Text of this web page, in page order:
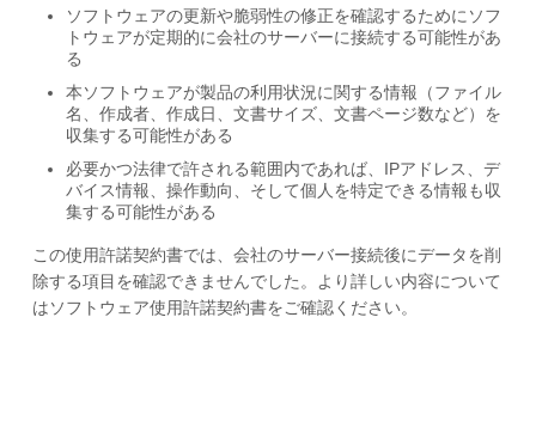
ソフトウェアの更新や脆弱性の修正を確認するためにソフ
トウェアが定期的に会社のサーバーに接続する可能性があ
る
本ソフトウェアが製品の利用状況に関する情報（ファイル
名、作成者、作成日、文書サイズ、文書ページ数など）を
収集する可能性がある
必要かつ法律で許される範囲内であれば、IPアドレス、デ
バイス情報、操作動向、そして個人を特定できる情報も収
集する可能性がある
この使用許諾契約書では、会社のサーバー接続後にデータを削
除する項目を確認できませんでした。より詳しい内容について
はソフトウェア使用許諾契約書をご確認ください。